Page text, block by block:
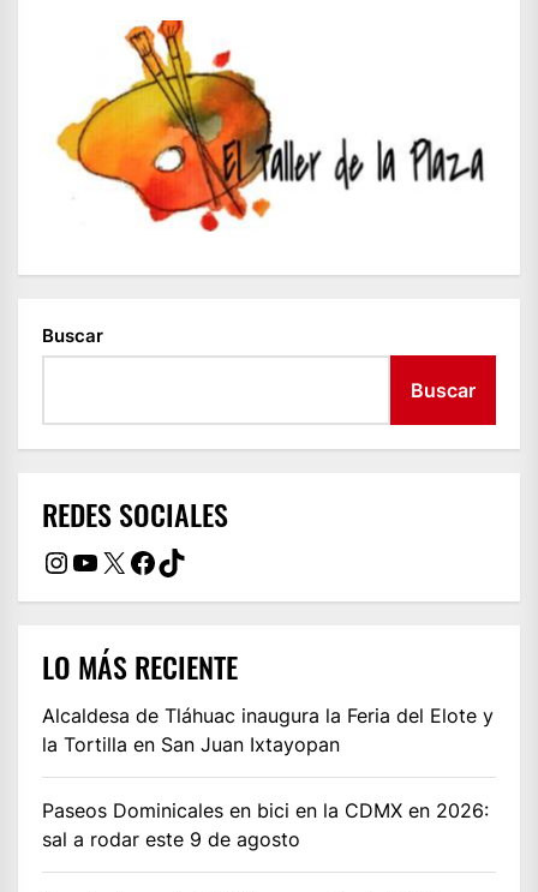
Buscar
Buscar
REDES SOCIALES
Instagram
YouTube
X Facebook
TikTok
LO MÁS RECIENTE
Alcaldesa de Tláhuac inaugura la Feria del Elote y
la Tortilla en San Juan Ixtayopan
Paseos Dominicales en bici en la CDMX en 2026:
sal a rodar este 9 de agosto